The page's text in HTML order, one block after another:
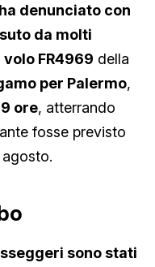
denunciato con
da molti
volo FR4969 della
per Palermo,
ore, atterrando
fosse previsto
agosto.
sono stati